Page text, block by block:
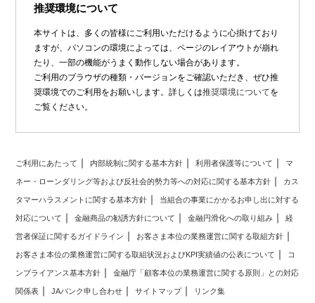
推奨環境について
本サイトは、多くの皆様にご利用いただけるように心掛けており
ますが、パソコンの環境によっては、ページのレイアウトが崩れ
たり、一部の機能がうまく動作しない場合があります。
ご利用のブラウザの種類・バージョンをご確認いただき、ぜひ推
奨環境でのご利用をお願いします。詳しくは推奨環境についてを
ご覧ください。
ご利用にあたって 内部統制に関する基本方針 利用者保護等について マ
ネー・ローンダリング等および反社会的勢力等への対応に関する基本方針 カス
タマーハラスメントに関する基本方針 当組合の事業にかかるお申し出に対する
対応について 金融商品の勧誘方針について 金融円滑化への取り組み 経
営者保証に関するガイドライン お客さま本位の業務運営に関する取組方針
お客さま本位の業務運営に関する取組状況およびKPI実績値の公表について コ
ンプライアンス基本方針 金融庁「顧客本位の業務運営に関する原則」との対応
関係表 JAバンク申し合わせ サイトマップ リンク集